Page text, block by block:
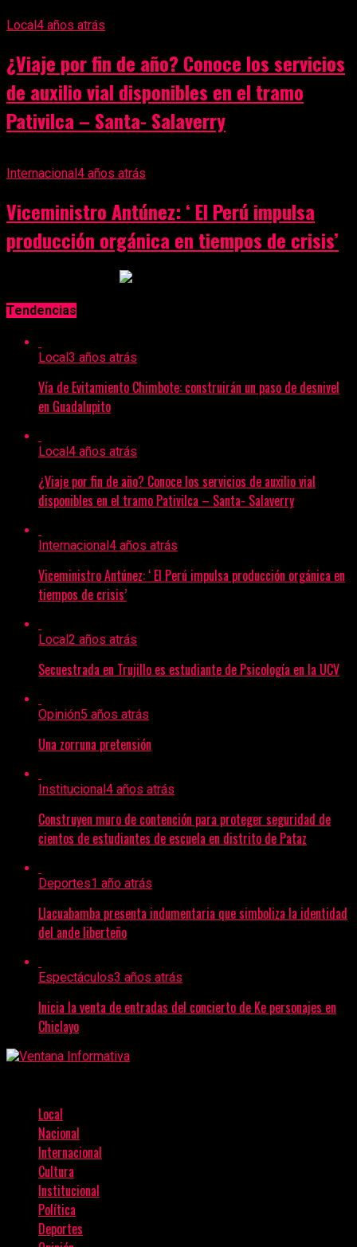
Local 4 años atrás
¿Viaje por fin de año? Conoce los servicios
de auxilio vial disponibles en el tramo
Pativilca – Santa- Salaverry
Internacional4 años atrás
Viceministro Antúnez: ‘ El Perú impulsa
producción orgánica en tiempos de crisis’
Tendencias
Local 3 años atrás
Vía de Evitamiento Chimbote: construirán un paso de desnivel
en Guadalupito
Local 4 años atrás
¿Viaje por fin de año? Conoce los servicios de auxilio vial
disponibles en el tramo Pativilca – Santa- Salaverry
Internacional 4 años atrás
Viceministro Antúnez: ‘ El Perú impulsa producción orgánica en
tiempos de crisis’
Local 2 años atrás
Secuestrada en Trujillo es estudiante de Psicología en la UCV
Opinión5 años atrás
Una zorruna pretensión
Institucional 4 años atrás
Construyen muro de contención para proteger seguridad de
cientos de estudiantes de escuela en distrito de Pataz
Deportes1 año atrás
Llacuabamba presenta indumentaria que simboliza la identidad
del ande liberteño
Espectáculos3 años atrás
Inicia la venta de entradas del concierto de Ke personajes en
Chiclayo
Local
Nacional
Internacional
Cultura
Institucional
Política
Deportes